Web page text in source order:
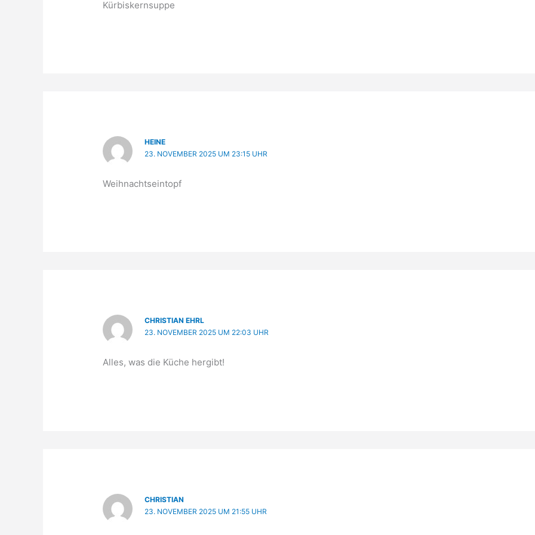
Kürbiskernsuppe
HEINE
23. NOVEMBER 2025 UM 23:15 UHR
Weihnachtseintopf
CHRISTIAN EHRL
23. NOVEMBER 2025 UM 22:03 UHR
Alles, was die Küche hergibt!
CHRISTIAN
23. NOVEMBER 2025 UM 21:55 UHR